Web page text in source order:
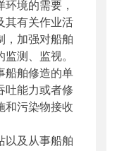
境的需要，
其有关作业活
，加强对船舶
测、监视。
舶修造的单
吐能力或者修
和污染物接收
及从事船舶